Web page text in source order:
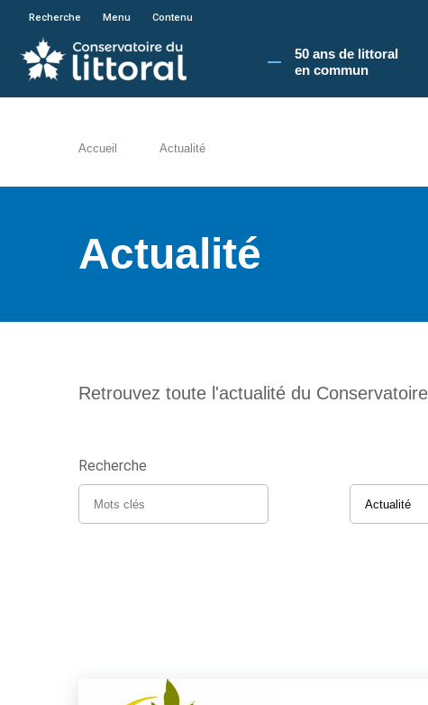
En poursuivant votre navigation sur le site du
Recherche Menu Contenu
50 ans de littoral
en commun​
Accueil Actualité
Actualité
Retrouvez toute l'actualité du
Recherche